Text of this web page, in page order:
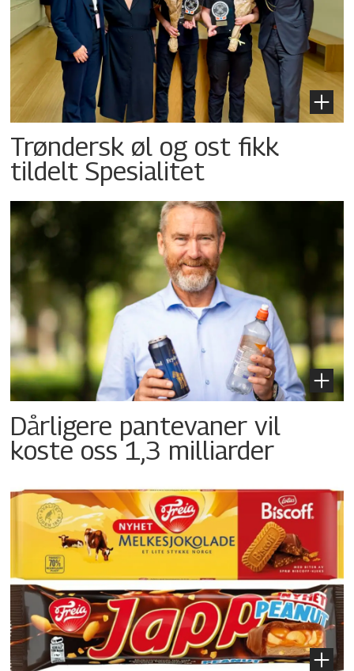
Trøndersk øl og ost fikk
tildelt Spesialitet
Dårligere pantevaner vil
koste oss 1,3 milliarder